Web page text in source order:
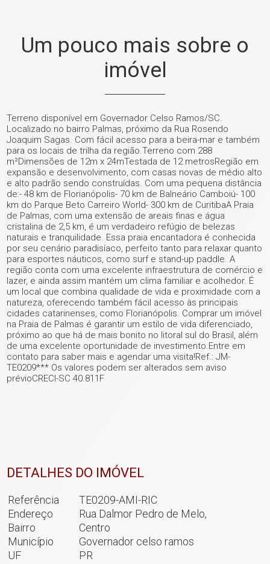
Um pouco mais sobre o
imóvel
Terreno disponível em Governador Celso Ramos/SC.
Localizado no bairro Palmas, próximo da Rua Rosendo
Joaquim Sagas. Com fácil acesso para a beira-mar e também
para os locais de trilha da região.Terreno com 288
m²Dimensões de 12m x 24mTestada de 12 metrosRegião em
expansão e desenvolvimento, com casas novas de médio alto
e alto padrão sendo construídas. Com uma pequena distância
de:- 48 km de Florianópolis- 70 km de Balneário Camboiú- 100
km do Parque Beto Carreiro World- 300 km de CuritibaA Praia
de Palmas, com uma extensão de areais finas e água
cristalina de 2,5 km, é um verdadeiro refúgio de belezas
naturais e tranquilidade. Essa praia encantadora é conhecida
por seu cenário paradisíaco, perfeito tanto para relaxar quanto
para esportes náuticos, como surf e stand-up paddle. A
região conta com uma excelente infraestrutura de comércio e
lazer, e ainda assim mantém um clima familiar e acolhedor. É
um local que combina qualidade de vida e proximidade com a
natureza, oferecendo também fácil acesso às principais
cidades catarinenses, como Florianópolis. Comprar um imóvel
na Praia de Palmas é garantir um estilo de vida diferenciado,
próximo ao que há de mais bonito no litoral sul do Brasil, além
de uma excelente oportunidade de investimento.Entre em
contato para saber mais e agendar uma visita!Ref.: JM-
TE0209*** Os valores podem ser alterados sem aviso
prévioCRECI-SC 40.811F
DETALHES DO IMÓVEL
Referência
TE0209-AMI-RIC
Endereço
Rua Dalmor Pedro de Melo,
Bairro
Centro
Município
Governador celso ramos
UF
PR